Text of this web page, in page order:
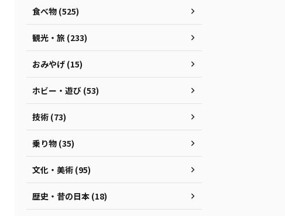
食べ物 (525)
観光・旅 (233)
おみやげ (15)
ホビー・遊び (53)
技術 (73)
乗り物 (35)
文化・美術 (95)
歴史・昔の日本 (18)